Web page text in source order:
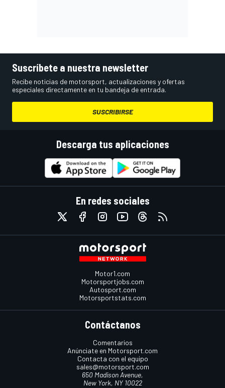
Suscríbete a nuestra newsletter
Recibe noticias de motorsport, actualizaciones y ofertas
especiales directamente en tu bandeja de entrada.
SUSCRIBIRSE
Descarga tus aplicaciones
En redes sociales
Motor1.com
Motorsportjobs.com
Autosport.com
Motorsportstats.com
Contáctanos
Comentarios
Anúnciate en Motorsport.com
Contacta con el equipo
sales@motorsport.com
650 Madison Avenue,
New York, NY 10022